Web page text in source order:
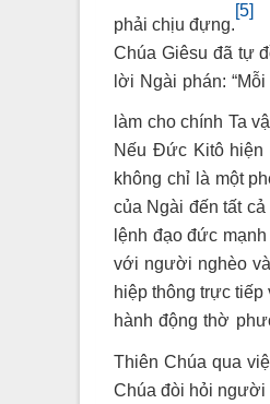
phải chịu đựng.
[5]
Chúa Giêsu đã tự
lời Ngài phán:
làm cho chính Ta
Nếu Đức Kitô
không chỉ là một
của Ngài đến tất
lệnh đạo đức
với người nghèo
hiệp thông trực
hành động thờ
Thiên Chúa qua
Chúa đòi hỏi người